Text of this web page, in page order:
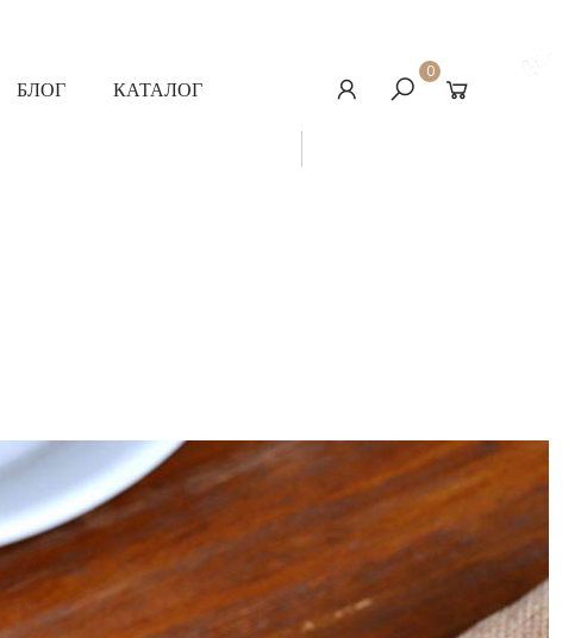
БЛОГ КАТАЛОГ
0